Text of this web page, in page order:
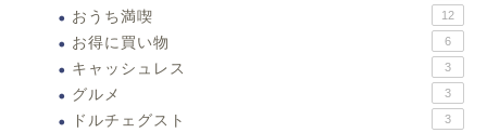
おうち満喫 12
お得に買い物 6
キャッシュレス 3
グルメ 3
ドルチェグスト 3